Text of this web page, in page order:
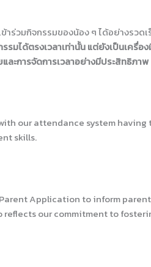
มกิจกรรมของน้อง ๆ ได้อย่างรวด
รรมได้ตรงเวลาเท่านั้น แต่ยังเป็น
ะการจัดการเวลาอย่างมีประสิทธิภาพ
attendance system having
skills.
Application to inform
our commitment to